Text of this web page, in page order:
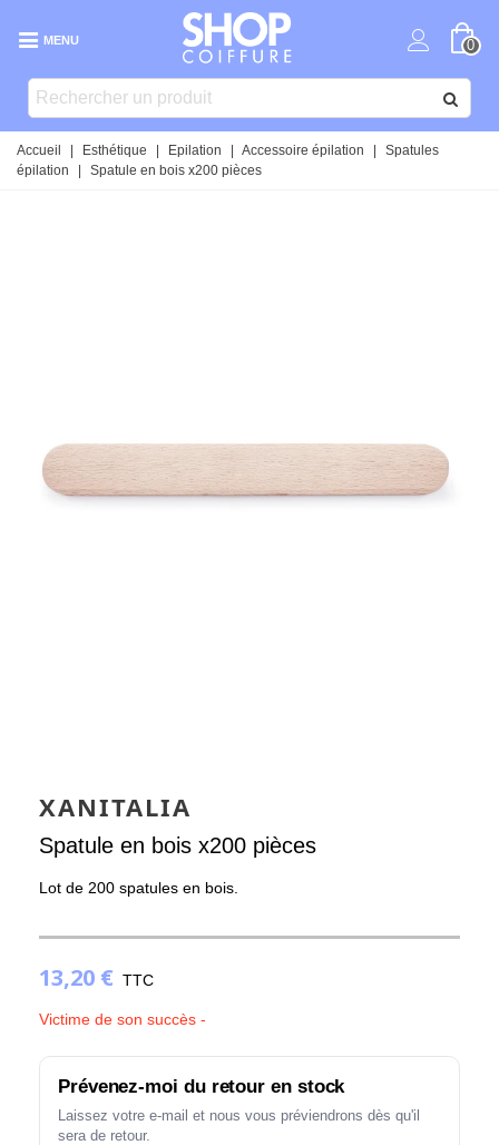
MENU 0
Accueil Esthétique Epilation Accessoire épilation
Spatules
épilation
Spatule en bois x200 pièces
XANITALIA
Spatule en bois x200 pièces
Lot de 200 spatules en bois.
13,20 € TTC
Victime de son succès -
Prévenez-moi du retour en stock
Laissez votre e-mail et nous vous préviendrons dès qu'il
sera de retour.